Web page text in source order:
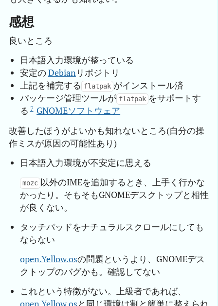
感想
良いところ
日本語入力環境が整っている
安定のDebianリポジトリ
上記を補完する flatpak がインストール済
パッケージ管理ツールが flatpak をサポートす
る 7 GNOMEソフトウェア
改善したほうがよいかも知れないところ(自分の操
作ミスが原因の可能性あり)
日本語入力環境が不安定に思える
mozc 以外のIMEを追加するとき、上手く行かな
かったり。そもそもGNOMEデスクトップと相性
が良くない。
タッチパッドをナチュラルスクロールにしても
ならない
open.Yellow.osの問題というより、GNOMEデス
クトップのバグかも。確認してない
これという特徴がない。上級者であれば、